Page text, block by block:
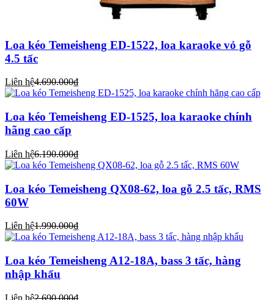
Loa kéo Temeisheng ED-1522, loa karaoke vỏ gỗ
4.5 tấc
Liên hệ4.690.000₫
Loa kéo Temeisheng ED-1525, loa karaoke chính
hãng cao cấp
Liên hệ6.190.000₫
Loa kéo Temeisheng QX08-62, loa gỗ 2.5 tấc, RMS
60W
Liên hệ1.990.000₫
Loa kéo Temeisheng A12-18A, bass 3 tấc, hàng
nhập khẩu
Liên hệ2.690.000₫